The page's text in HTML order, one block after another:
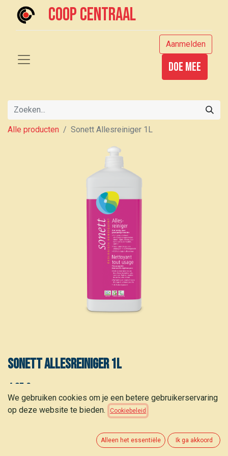
Coop centraal
Aanmelden
Doe mee
Alle producten Sonett Allesreiniger 1L
Sonett Allesreiniger 1L
4,65 €
TOEVOEGEN AAN WINKELMANDJE
We gebruiken cookies om je een betere gebruikerservaring
op deze website te bieden.
Cookiebeleid
Alleen het essentiële Ik ga akkoord